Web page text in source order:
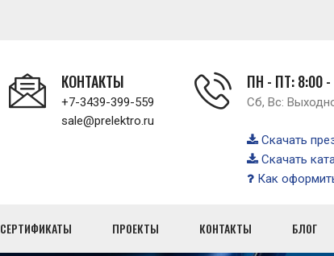
КОНТАКТЫ
+7-3439-399-559
sale@prelektro.ru
ПН - ПТ: 8:00 -
Сб, Вс:
Скачать
Скачать
Как
СЕРТИФИКАТЫ ПРОЕКТЫ КОНТАКТЫ БЛОГ